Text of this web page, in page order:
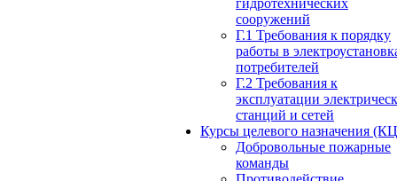
гидротехнических
сооружений
Г.1 Требования к порядку
работы в
потребителей
Г.2 Требования к
эксплуатации
станций и сетей
Курсы целевого назначения
Добровольные пожарные
команды